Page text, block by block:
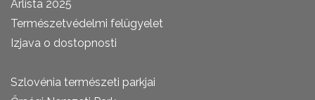
Árlista 2025
Természetvédelmi felügyelet
Izjava o dostopnosti
Szlovénia természeti parkjai